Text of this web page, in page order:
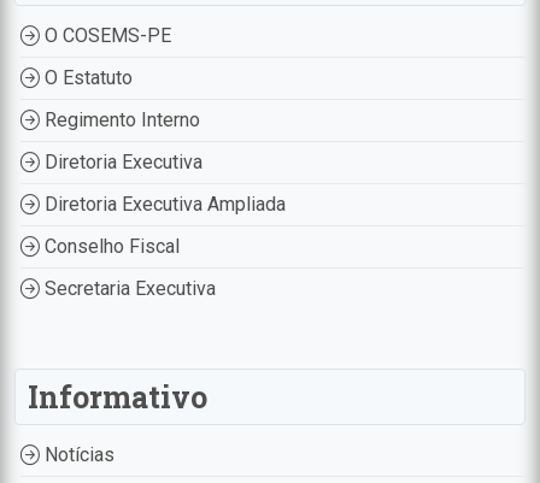
O COSEMS-PE
O Estatuto
Regimento Interno
Diretoria Executiva
Diretoria Executiva Ampliada
Conselho Fiscal
Secretaria Executiva
Informativo
Notícias